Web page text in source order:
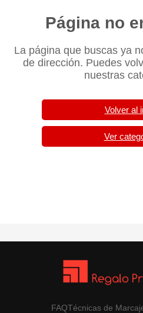
Página no
La página que buscas ya
de dirección. Puedes
nuestras
Volver al
Ver
FAQTécnicas de